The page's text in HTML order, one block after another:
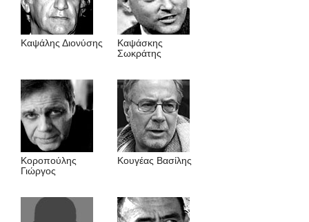
Καψάλης Διονύσης
Καψάσκης
Σωκράτης
Κοροπούλης
Γιώργος
Κουγέας Βασίλης